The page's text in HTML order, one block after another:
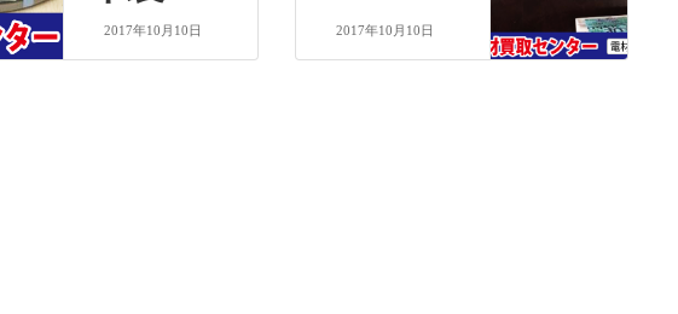
2017年10月10日 2017年10月10日